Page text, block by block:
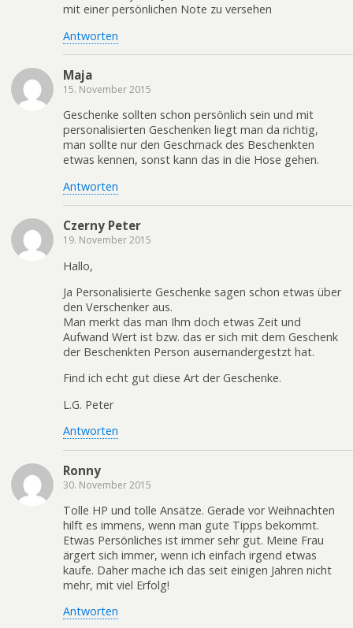
mit einer persönlichen Note zu versehen
Antworten
Maja
15. November 2015
Geschenke sollten schon persönlich sein und mit
personalisierten Geschenken liegt man da richtig,
man sollte nur den Geschmack des Beschenkten
etwas kennen, sonst kann das in die Hose gehen.
Antworten
Czerny Peter
19. November 2015
Hallo,
Ja Personalisierte Geschenke sagen schon etwas über
den Verschenker aus.
Man merkt das man Ihm doch etwas Zeit und
Aufwand Wert ist bzw. das er sich mit dem Geschenk
der Beschenkten Person ausernandergestzt hat.
Find ich echt gut diese Art der Geschenke.
L.G. Peter
Antworten
Ronny
30. November 2015
Tolle HP und tolle Ansätze. Gerade vor Weihnachten
hilft es immens, wenn man gute Tipps bekommt.
Etwas Persönliches ist immer sehr gut. Meine Frau
ärgert sich immer, wenn ich einfach irgend etwas
kaufe. Daher mache ich das seit einigen Jahren nicht
mehr, mit viel Erfolg!
Antworten